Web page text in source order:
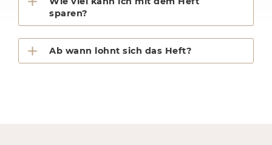
sparen?
Ab wann lohnt sich das Heft?